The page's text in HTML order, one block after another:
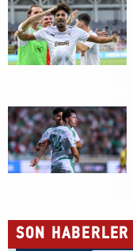
SON HABERLER